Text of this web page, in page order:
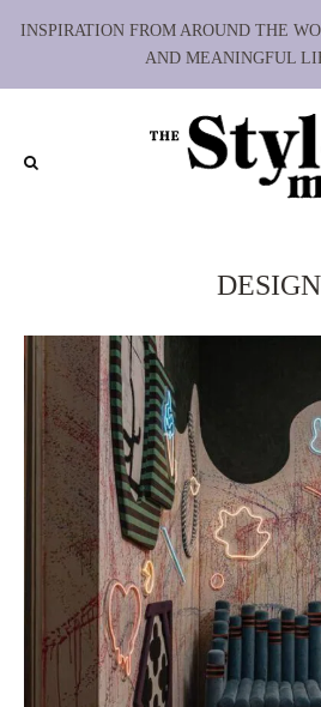
INSPIRATION FROM AROUND THE
AND MEANINGFUL
DESIGN